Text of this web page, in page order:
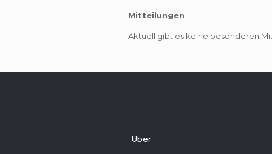
Mitteilungen
Aktuell gibt es keine besonderen
Über